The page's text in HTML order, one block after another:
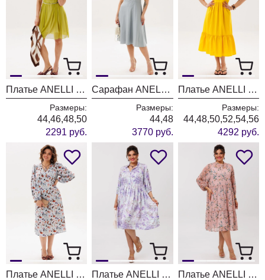
Платье ANELLI LAUREL 1865 лаймовый коктейль
Размеры:
44,46,48,50
2291 руб.
Сарафан ANELLI LAUREL 1867 туман
Размеры:
44,48
3770 руб.
Платье ANELLI LAUREL 1866 еллоу сан
Размеры:
44,48,50,52,54,56
4292 руб.
Платье ANELLI LAUREL 1860 попурри Платье ANELLI LAUREL 1859 сирень Платье ANELLI LAUREL 1657 пудровый сад